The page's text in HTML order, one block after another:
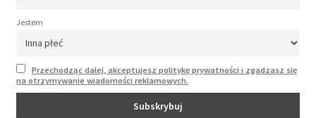
Jestem
Przechodząc dalej, akceptujesz politykę prywatności i zgadzasz się
na otrzymywanie wiadomości reklamowych.